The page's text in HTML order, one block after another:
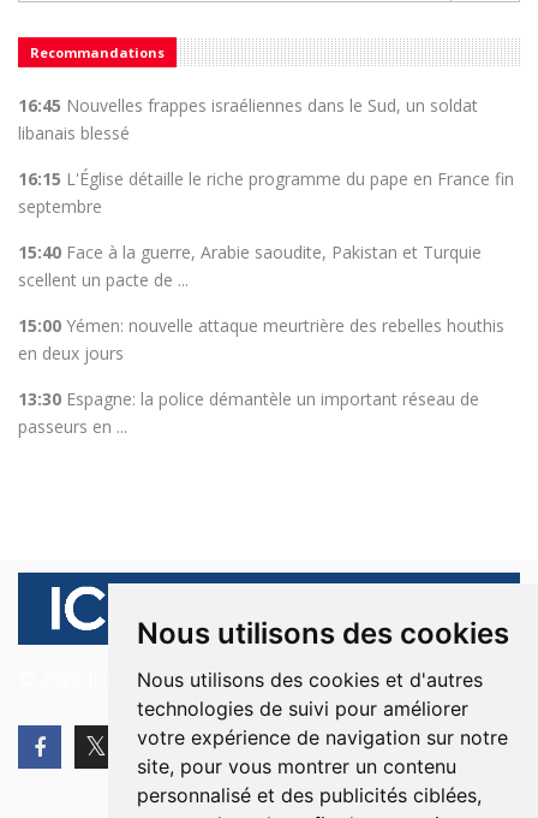
Nous utilisons des cookies
Nous utilisons des cookies et d'autres
technologies de suivi pour améliorer
votre expérience de navigation sur notre
site, pour vous montrer un contenu
personnalisé et des publicités ciblées,
Recommandations
16:45 Nouvelles frappes israéliennes dans le Sud, un soldat
libanais blessé
16:15 L'Église détaille le riche programme du pape en France fin
septembre
15:40 Face à la guerre, Arabie saoudite, Pakistan et Turquie
scellent un pacte de ...
15:00 Yémen: nouvelle attaque meurtrière des rebelles houthis
en deux jours
13:30 Espagne: la police démantèle un important réseau de
passeurs en ...
© 2026 Ici Beyrouth. Tous les droits sont réservés.